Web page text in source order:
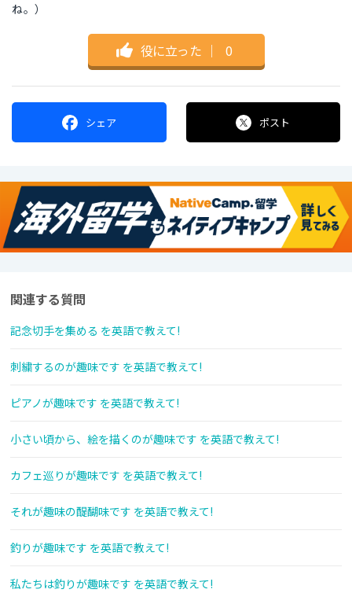
ね。）
役に立った ｜ 0
シェア ポスト
関連する質問
記念切手を集める を英語で教えて!
刺繍するのが趣味です を英語で教えて!
ピアノが趣味です を英語で教えて!
小さい頃から、絵を描くのが趣味です を英語で教えて!
カフェ巡りが趣味です を英語で教えて!
それが趣味の醍醐味です を英語で教えて!
釣りが趣味です を英語で教えて!
私たちは釣りが趣味です を英語で教えて!